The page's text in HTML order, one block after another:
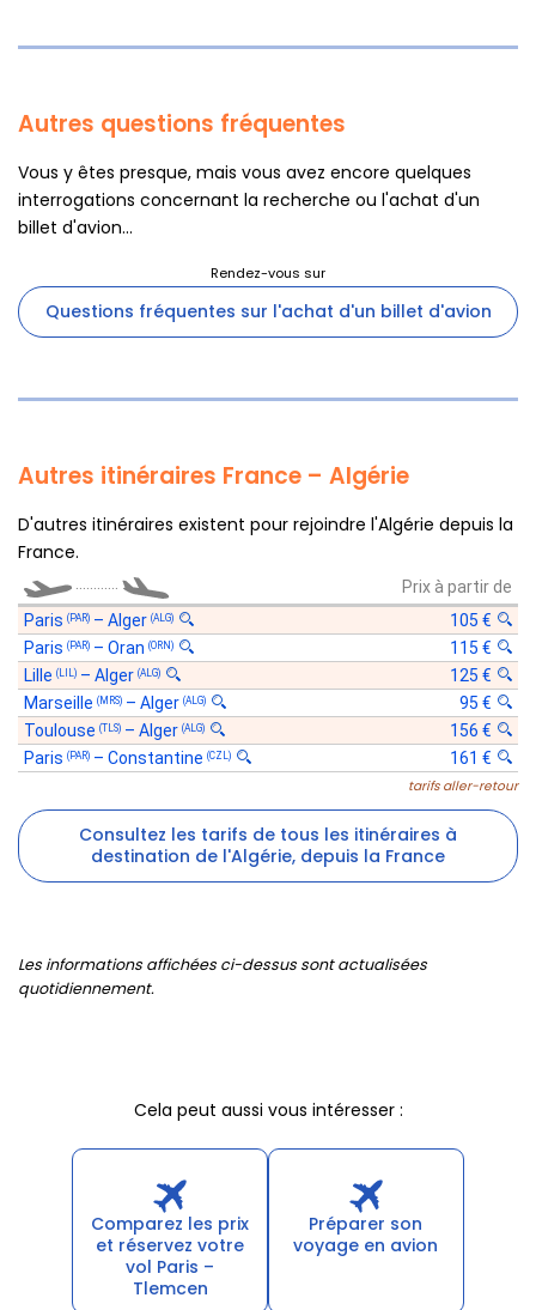
Autres questions fréquentes
Vous y êtes presque, mais vous avez encore quelques
interrogations concernant la recherche ou l'achat d'un
billet d'avion...
Questions fréquentes sur l'achat d'un billet d'avion
Autres itinéraires France – Algérie
D'autres itinéraires existent pour rejoindre l'Algérie depuis la
France.
Prix à partir de
Paris (PAR) – Alger (ALG)
105 €
Paris (PAR) – Oran (ORN)
115 €
Lille (LIL) – Alger (ALG)
125 €
Marseille (MRS) – Alger (ALG)
95 €
Toulouse (TLS) – Alger (ALG)
156 €
Paris (PAR) – Constantine (CZL) 161 €
tarifs aller-retour
Consultez les tarifs de tous les itinéraires à
destination de l'Algérie, depuis la France
Les informations affichées ci-dessus sont actualisées
quotidiennement.
Cela peut aussi vous intéresser :
Comparez les prix
et réservez votre
vol Paris –
Tlemcen
Préparer son
voyage en avion